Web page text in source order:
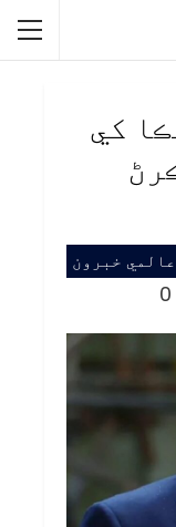
کي
عالمي خبرون